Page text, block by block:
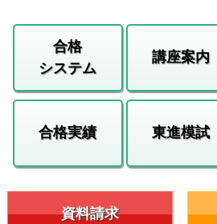
合格
システム
講座案内
合格実績 東進模試
資料請求